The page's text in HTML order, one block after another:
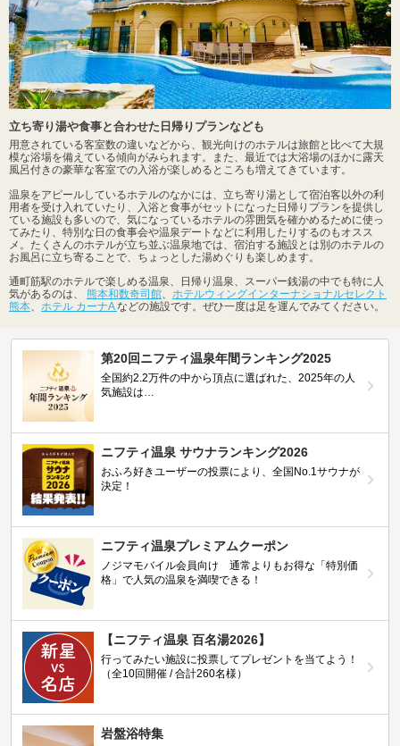
立ち寄り湯や食事と合わせた日帰りプランなども
用意されている客室数の違いなどから、観光向けのホテルは旅館と比べて大規
模な浴場を備えている傾向がみられます。また、最近では大浴場のほかに露天
風呂付きの豪華な客室での入浴が楽しめるところも増えてきています。
温泉をアピールしているホテルのなかには、立ち寄り湯として宿泊客以外の利
用者を受け入れていたり、入浴と食事がセットになった日帰りプランを提供し
ている施設も多いので、気になっているホテルの雰囲気を確かめるために使っ
てみたり、特別な日の食事会や温泉デートなどに利用したりするのもオスス
メ。たくさんのホテルが立ち並ぶ温泉地では、宿泊する施設とは別のホテルの
お風呂に立ち寄ることで、ちょっとした湯めぐりも楽しめます。
通町筋駅のホテルで楽しめる温泉、日帰り温泉、スーパー銭湯の中でも特に人
気があるのは、 熊本和数奇司館
ホテルウィングインターナショナルセレクト
熊本
ホテル カーナA などの施設です。ぜひ一度は足を運んでみてください。
第20回ニフティ温泉年間ランキング2025
全国約2.2万件の中から頂点に選ばれた、2025年の人
気施設は…
ニフティ温泉 サウナランキング2026
おふろ好きユーザーの投票により、全国No.1サウナが
決定！
ニフティ温泉プレミアムクーポン
ノジマモバイル会員向け 通常よりもお得な「特別価
格」で人気の温泉を満喫できる！
【ニフティ温泉 百名湯2026】
行ってみたい施設に投票してプレゼントを当てよう！
（全10回開催 / 合計260名様）
岩盤浴特集